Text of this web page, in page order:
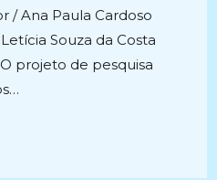
/ Ana Paula Cardoso
Souza da Costa
projeto de pesquisa